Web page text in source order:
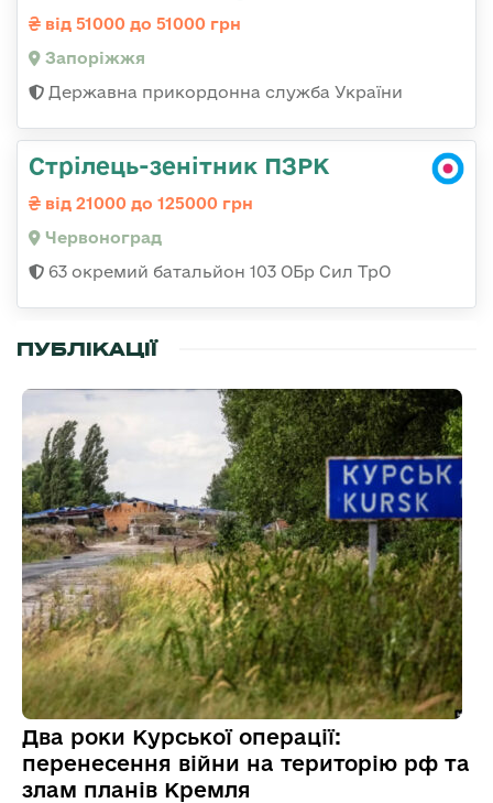
від 51000 до 51000 грн
Запоріжжя
Державна прикордонна служба України
Стрілець-зенітник ПЗРК
від 21000 до 125000 грн
Червоноград
63 окремий батальйон 103 ОБр Сил ТрО
ПУБЛІКАЦІЇ
Два роки Курської операції:
перенесення війни на територію рф та
злам планів Кремля